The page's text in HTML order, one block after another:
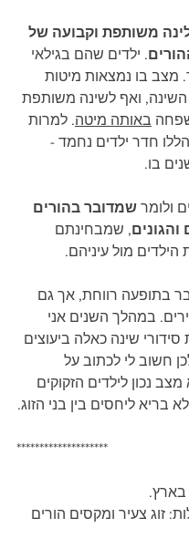
משותפת וקבועה של
. ילדים שהם בגילאי
מצב בו נמצאות מיטות
ואף לשינה משותפת
באותה מיטה. למרות
חדר ילדים נחמד -
בו.
ולומר שמדובר בהורים
והגונים, שמבחינתם
מול עיניהם.
בתופעה רווחת, אך גם
במהלך השנים אני
שינה כאלה ביעוצים
חשוב לי לכתוב על
נכון לילדים הזקוקים
בריא ליחסים בין בני הזוג.
********************
זוג צעיר ומקסים הורים